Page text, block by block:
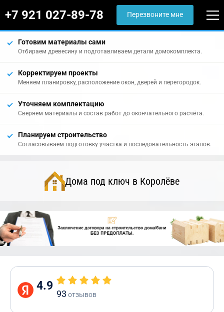
+7 921 027-89-78 Перезвоните мне
Готовим материалы сами
Отбираем древесину и подготавливаем детали домокомплекта.
Корректируем проекты
Меняем планировку, расположение окон, дверей и перегородок.
Уточняем комплектацию
Сверяем материалы и состав работ до окончательного расчёта.
Планируем строительство
Согласовываем подготовку участка и последовательность этапов.
Дома под ключ в Королёве
4.9
93 отзывов